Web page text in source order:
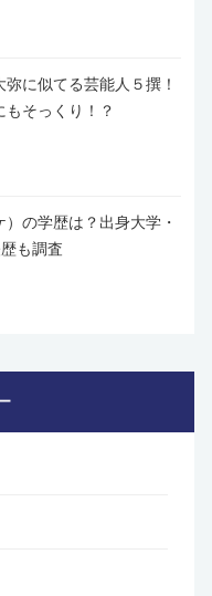
弥に似てる芸能人５撰！
そっくり！？
の学歴は？出身大学・
も調査